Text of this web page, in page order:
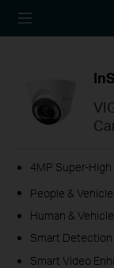
4MP Super-
People &
Human &
Smart Detection
Smart Video